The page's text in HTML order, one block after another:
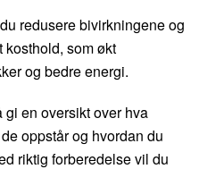
redusere bivirkningene og
kosthold, som økt
og bedre energi.
en oversikt over hva
oppstår og hvordan du
riktig forberedelse vil du